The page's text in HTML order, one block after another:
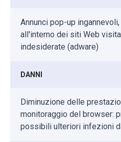
Annunci pop-up
all'interno dei siti Web
indesiderate (adware)
DANNI
Diminuzione delle
monitoraggio del browser:
possibili ulteriori infezioni